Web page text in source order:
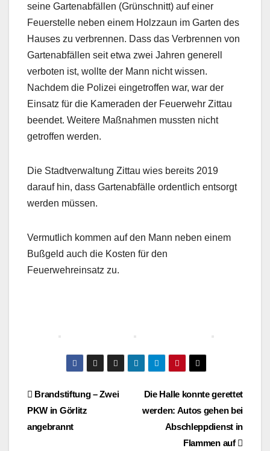
seine Gartenabfällen (Grünschnitt) auf einer
Feuerstelle neben einem Holzzaun im Garten des
Hauses zu verbrennen. Dass das Verbrennen von
Gartenabfällen seit etwa zwei Jahren generell
verboten ist, wollte der Mann nicht wissen.
Nachdem die Polizei eingetroffen war, war der
Einsatz für die Kameraden der Feuerwehr Zittau
beendet. Weitere Maßnahmen mussten nicht
getroffen werden.
Die Stadtverwaltung Zittau wies bereits 2019
darauf hin, dass Gartenabfälle ordentlich entsorgt
werden müssen.
Vermutlich kommen auf den Mann neben einem
Bußgeld auch die Kosten für den
Feuerwehreinsatz zu.
Beitragsnavigation
Die Halle konnte gerettet
werden: Autos gehen bei
Abschleppdienst in
Flammen auf
Brandstiftung – Zwei
PKW in Görlitz
angebrannt